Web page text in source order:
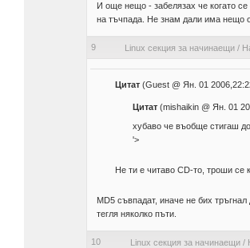
И още нещо - забелязах че когато
на тъчпада. Не знам дали има
9 Linux секция за начинаещи/
Цитат(Guest @ Ян. 01
Цитат(mishaikin @ Ян. 01
хубаво че въобще стигаш
'>
Не ти е читаво CD-то, троши се
MD5 съвпадат, иначе не бих
тегля няколко пъти.
10 Linux секция за начинаещи/